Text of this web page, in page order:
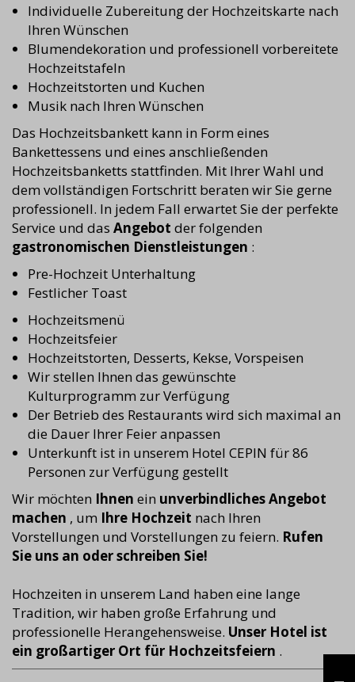
Individuelle Zubereitung der Hochzeitskarte nach
Ihren Wünschen
Blumendekoration und professionell vorbereitete
Hochzeitstafeln
Hochzeitstorten und Kuchen
Musik nach Ihren Wünschen
Das Hochzeitsbankett kann in Form eines
Bankettessens und eines anschließenden
Hochzeitsbanketts stattfinden. Mit Ihrer Wahl und
dem vollständigen Fortschritt beraten wir Sie gerne
professionell. In jedem Fall erwartet Sie der perfekte
Service und das Angebot der folgenden
gastronomischen Dienstleistungen :
Pre-Hochzeit Unterhaltung
Festlicher Toast
Hochzeitsmenü
Hochzeitsfeier
Hochzeitstorten, Desserts, Kekse, Vorspeisen
Wir stellen Ihnen das gewünschte
Kulturprogramm zur Verfügung
Der Betrieb des Restaurants wird sich maximal an
die Dauer Ihrer Feier anpassen
Unterkunft ist in unserem Hotel CEPIN für 86
Personen zur Verfügung gestellt
Wir möchten Ihnen ein unverbindliches Angebot
machen , um Ihre Hochzeit nach Ihren
Vorstellungen und Vorstellungen zu feiern. Rufen
Sie uns an oder schreiben Sie!
Hochzeiten in unserem Land haben eine lange
Tradition, wir haben große Erfahrung und
professionelle Herangehensweise. Unser Hotel ist
ein großartiger Ort für Hochzeitsfeiern .